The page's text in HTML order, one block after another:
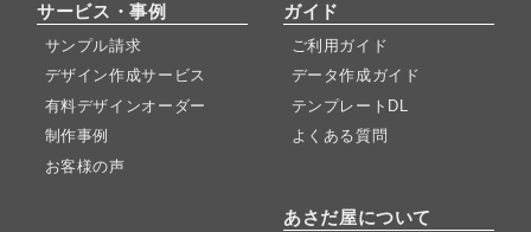
サービス・事例
サンプル請求
デザイン作成サービス
有料デザインオーダー
制作事例
お客様の声
ガイド
ご利用ガイド
データ作成ガイド
テンプレートDL
よくある質問
あさだ屋について